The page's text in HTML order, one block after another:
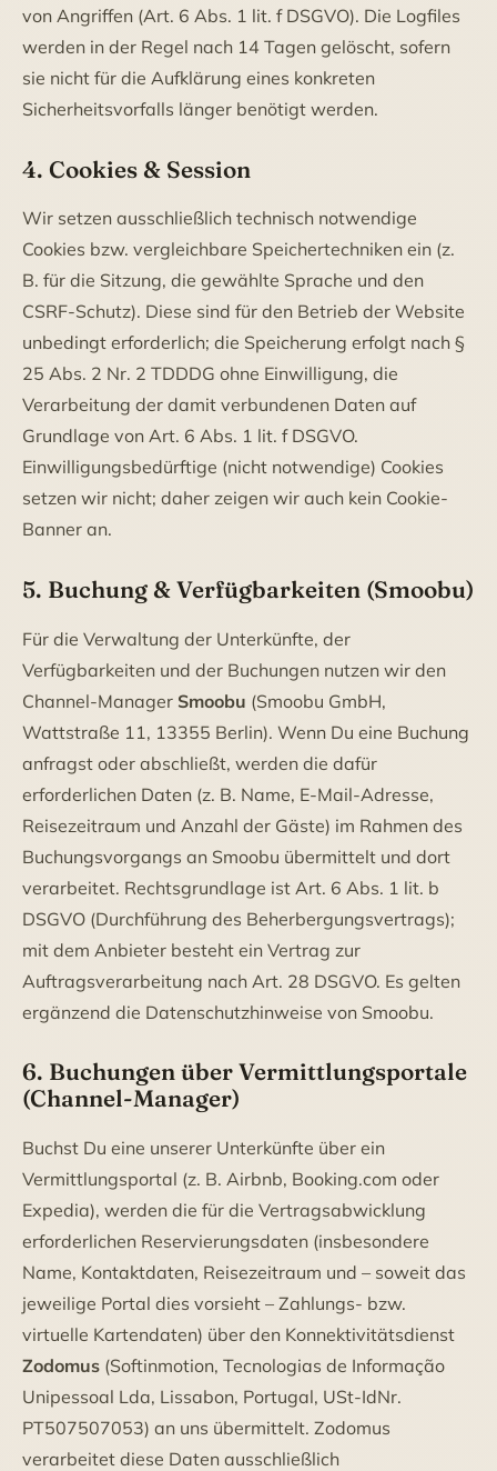
von Angriffen (Art. 6 Abs. 1 lit. f DSGVO). Die Logfiles
werden in der Regel nach 14 Tagen gelöscht, sofern
sie nicht für die Aufklärung eines konkreten
Sicherheitsvorfalls länger benötigt werden.
4. Cookies & Session
Wir setzen ausschließlich technisch notwendige
Cookies bzw. vergleichbare Speichertechniken ein (z.
B. für die Sitzung, die gewählte Sprache und den
CSRF-Schutz). Diese sind für den Betrieb der Website
unbedingt erforderlich; die Speicherung erfolgt nach §
25 Abs. 2 Nr. 2 TDDDG ohne Einwilligung, die
Verarbeitung der damit verbundenen Daten auf
Grundlage von Art. 6 Abs. 1 lit. f DSGVO.
Einwilligungsbedürftige (nicht notwendige) Cookies
setzen wir nicht; daher zeigen wir auch kein Cookie-
Banner an.
5. Buchung & Verfügbarkeiten (Smoobu)
Für die Verwaltung der Unterkünfte, der
Verfügbarkeiten und der Buchungen nutzen wir den
Channel-Manager Smoobu (Smoobu GmbH,
Wattstraße 11, 13355 Berlin). Wenn Du eine Buchung
anfragst oder abschließt, werden die dafür
erforderlichen Daten (z. B. Name, E-Mail-Adresse,
Reisezeitraum und Anzahl der Gäste) im Rahmen des
Buchungsvorgangs an Smoobu übermittelt und dort
verarbeitet. Rechtsgrundlage ist Art. 6 Abs. 1 lit. b
DSGVO (Durchführung des Beherbergungsvertrags);
mit dem Anbieter besteht ein Vertrag zur
Auftragsverarbeitung nach Art. 28 DSGVO. Es gelten
ergänzend die Datenschutzhinweise von Smoobu.
6. Buchungen über Vermittlungsportale
(Channel-Manager)
Buchst Du eine unserer Unterkünfte über ein
Vermittlungsportal (z. B. Airbnb, Booking.com oder
Expedia), werden die für die Vertragsabwicklung
erforderlichen Reservierungsdaten (insbesondere
Name, Kontaktdaten, Reisezeitraum und – soweit das
jeweilige Portal dies vorsieht – Zahlungs- bzw.
virtuelle Kartendaten) über den Konnektivitätsdienst
Zodomus (Softinmotion, Tecnologias de Informação
Unipessoal Lda, Lissabon, Portugal, USt-IdNr.
PT507507053) an uns übermittelt. Zodomus
verarbeitet diese Daten ausschließlich